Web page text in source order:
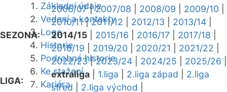
Základní údaje
Vedení a kontakty
Logo
Historie
Podrobná historie
Ke stažení
Kariéra
SEZONA:
2006/07|2007/08 2008/09 2009/10
2010/11|2011/12 2012/13 2013/14
2014/15
2015/16 2016/17 2017/18
2018/19
2019/20 2020/21 2021/22
2022/23|2023/24 2024/25 2025/26
LIGA:
extraliga 1.liga 2.liga západ
2.liga
střed
2.liga východ